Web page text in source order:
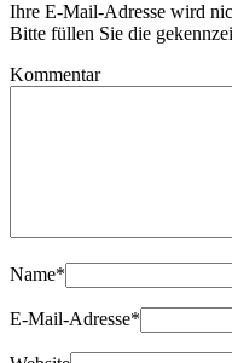
Ihre E-Mail-Adresse wird
Bitte füllen Sie die
Kommentar
Name*
E-Mail-Adresse*